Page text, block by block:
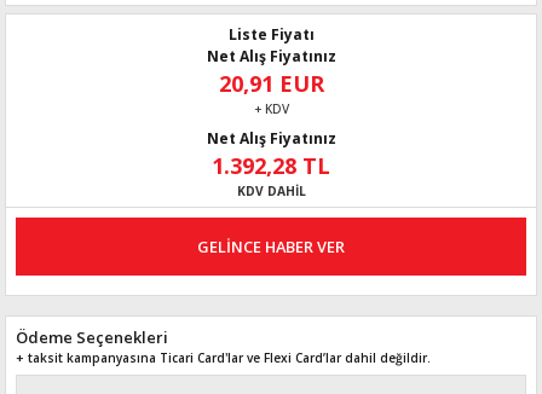
Liste Fiyatı
Net Alış Fiyatınız
20,91 EUR
+ KDV
Net Alış Fiyatınız
1.392,28 TL
KDV DAHİL
GELİNCE HABER VER
Ödeme Seçenekleri
+ taksit kampanyasına Ticari Card'lar ve Flexi Card’lar dahil değildir.